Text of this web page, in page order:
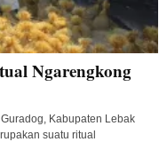
Ngarengkong
Kabupaten Lebak
suatu ritual